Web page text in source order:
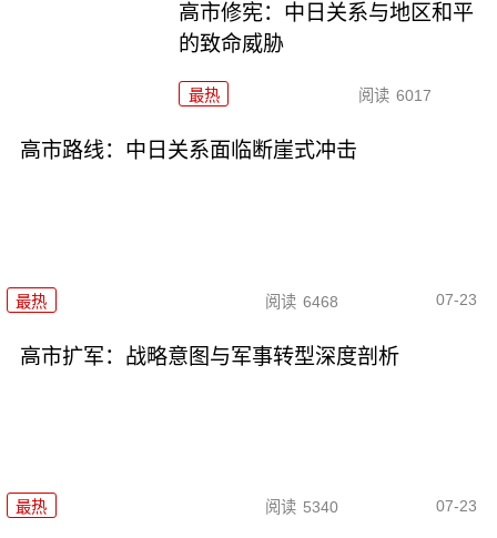
高市修宪：中日关系与地区和平
的致命威胁
最热 阅读 6017
高市路线：中日关系面临断崖式冲击
最热 阅读 6468 07-23
高市扩军：战略意图与军事转型深度剖析
最热 阅读 5340 07-23